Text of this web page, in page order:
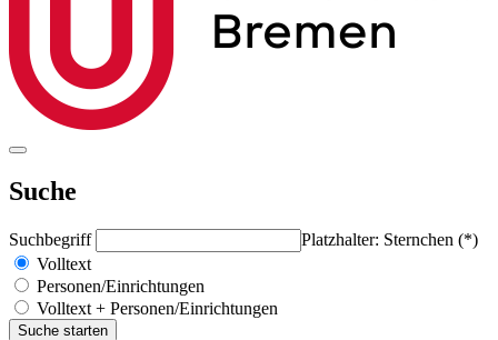
Suche
Suchbegriff
Platzhalter: Sternchen (*)
Volltext
Personen/Einrichtungen
Volltext + Personen/Einrichtungen